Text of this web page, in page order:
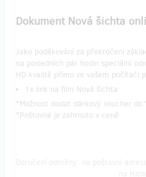
​Dokument Nová šichta
Jako poděkování za překročení
na posledních pár hodin speciální
HD kvalitě přímo ve vašem počítači
1x link na film Nová šichta
*Možnost dodat dárkový voucher do
*Poštovné je zahrnuto v ceně